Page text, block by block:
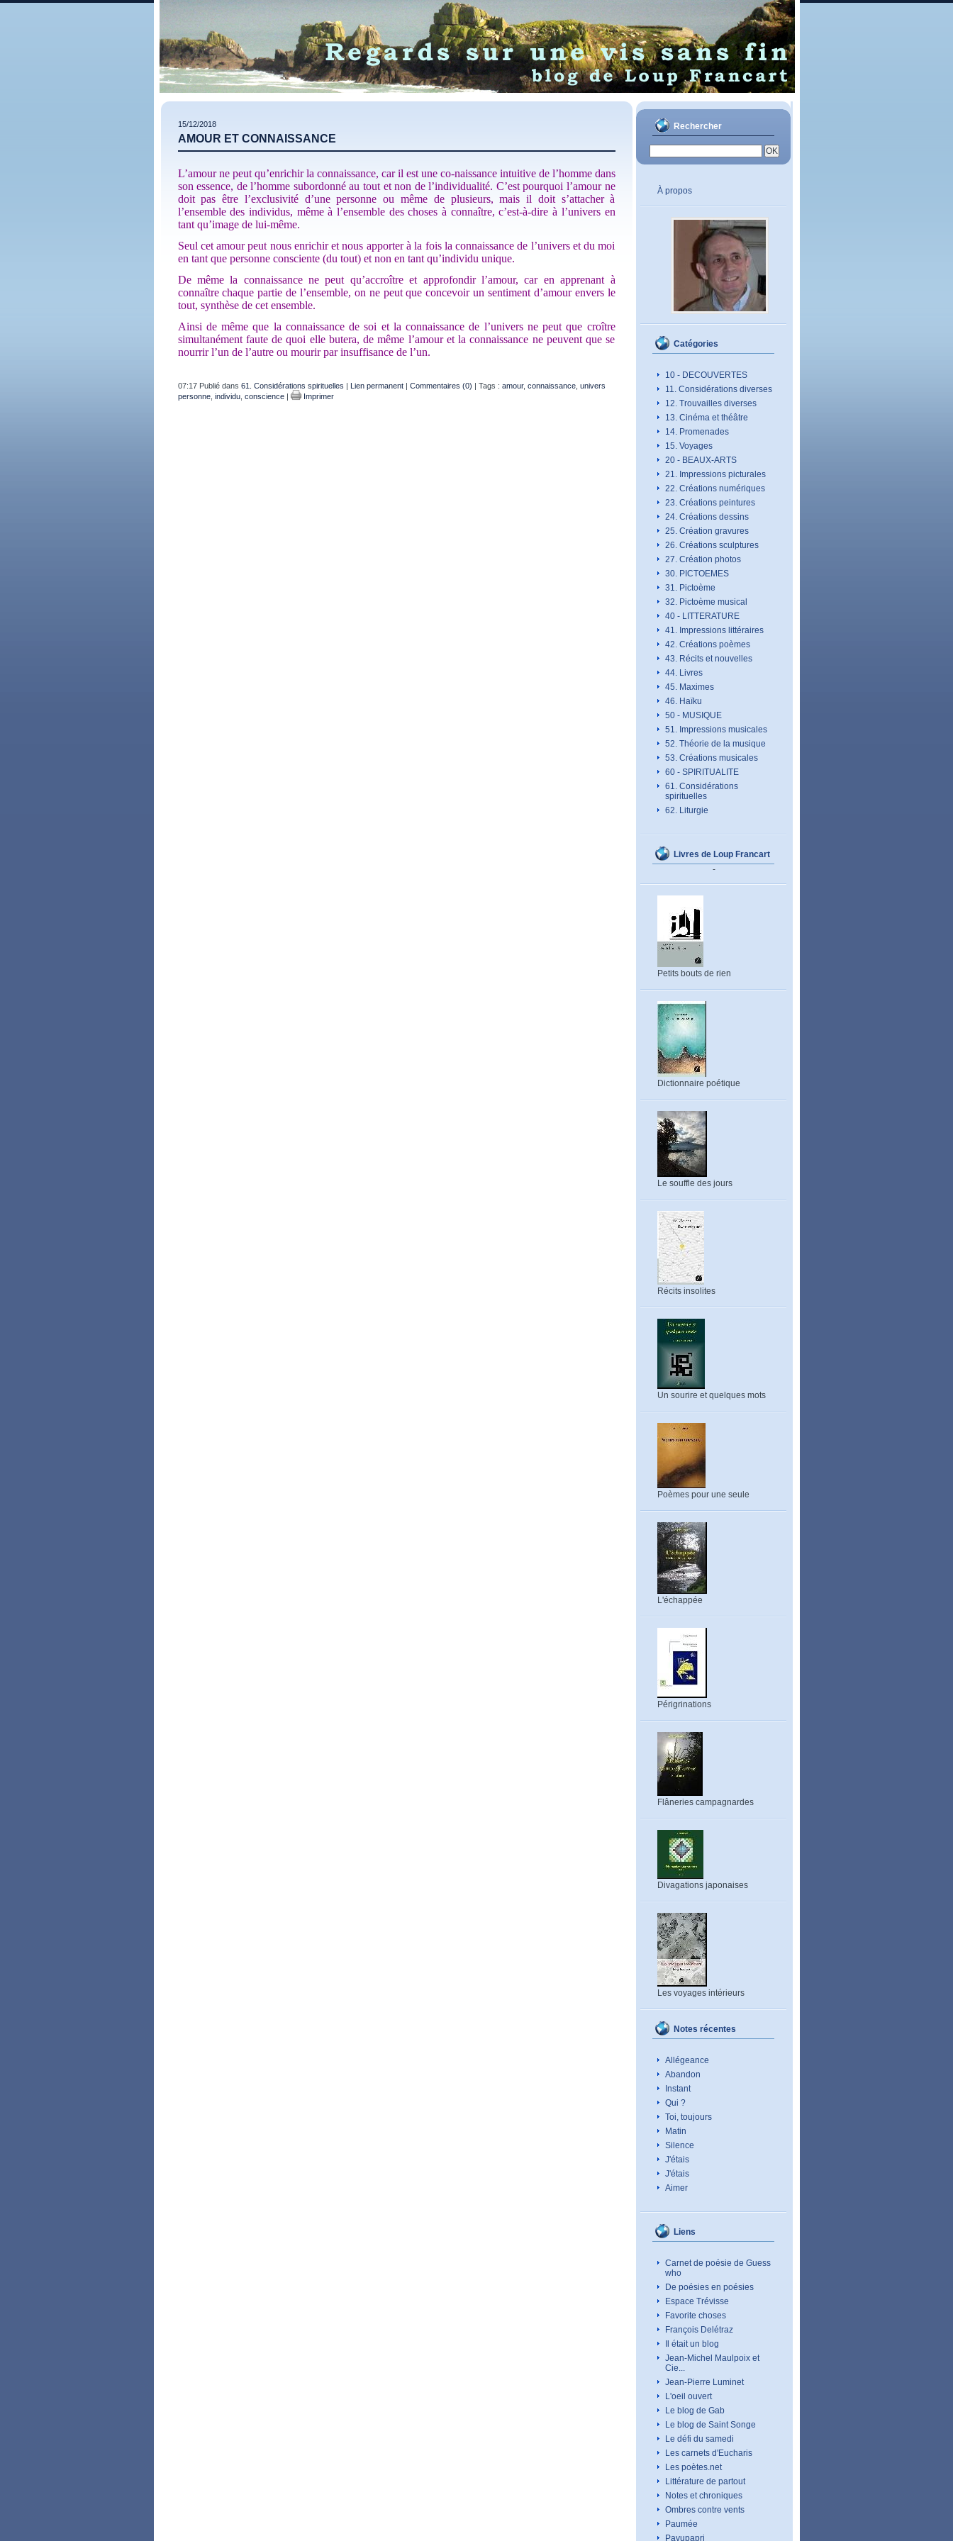
Rechercher
À propos
Catégories
10 - DECOUVERTES
11. Considérations diverses
12. Trouvailles diverses
13. Cinéma et théâtre
14. Promenades
15. Voyages
20 - BEAUX-ARTS
21. Impressions picturales
22. Créations numériques
23. Créations peintures
24. Créations dessins
25. Création gravures
26. Créations sculptures
27. Création photos
30. PICTOEMES
31. Pictoème
32. Pictoème musical
40 - LITTERATURE
41. Impressions littéraires
42. Créations poèmes
43. Récits et nouvelles
44. Livres
45. Maximes
46. Haïku
50 - MUSIQUE
51. Impressions musicales
52. Théorie de la musique
53. Créations musicales
60 - SPIRITUALITE
61. Considérations
spirituelles
62. Liturgie
Livres de Loup Francart
-
Petits bouts de rien
Dictionnaire poétique
Le souffle des jours
Récits insolites
Un sourire et quelques mots
Poèmes pour une seule
L'échappée
Périgrinations
Flâneries campagnardes
Divagations japonaises
Les voyages intérieurs
Notes récentes
Allégeance
Abandon
Instant
Qui ?
Toi, toujours
Matin
Silence
J'étais
J'étais
Aimer
Liens
Carnet de poésie de Guess
who
De poésies en poésies
Espace Trévisse
Favorite choses
François Delétraz
Il était un blog
Jean-Michel Maulpoix et
Cie...
Jean-Pierre Luminet
L'oeil ouvert
Le blog de Gab
Le blog de Saint Songe
Le défi du samedi
Les carnets d'Eucharis
Les poètes.net
Littérature de partout
Notes et chroniques
Ombres contre vents
Paumée
Pavupapri
15/12/2018
AMOUR ET CONNAISSANCE
L’amour ne peut qu’enrichir la connaissance, car il est une co-naissance intuitive de l’homme dans
son essence, de l’homme subordonné au tout et non de l’individualité. C’est pourquoi l’amour ne
doit pas être l’exclusivité d’une personne ou même de plusieurs, mais il doit s’attacher à
l’ensemble des individus, même à l’ensemble des choses à connaître, c’est-à-dire à l’univers en
tant qu’image de lui-même.
Seul cet amour peut nous enrichir et nous apporter à la fois la connaissance de l’univers et du moi
en tant que personne consciente (du tout) et non en tant qu’individu unique.
De même la connaissance ne peut qu’accroître et approfondir l’amour, car en apprenant à
connaître chaque partie de l’ensemble, on ne peut que concevoir un sentiment d’amour envers le
tout, synthèse de cet ensemble.
Ainsi de même que la connaissance de soi et la connaissance de l’univers ne peut que croître
simultanément faute de quoi elle butera, de même l’amour et la connaissance ne peuvent que se
nourrir l’un de l’autre ou mourir par insuffisance de l’un.
07:17 Publié dans 61. Considérations spirituelles | Lien permanent| Commentaires (0) | Tags : amour, connaissance, univers
personne, individu, conscience| Imprimer